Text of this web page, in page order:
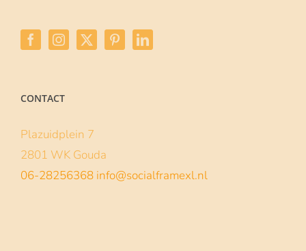
12 november 2021
met je vriendinnen te vieren... Als verrassing
Lees meer